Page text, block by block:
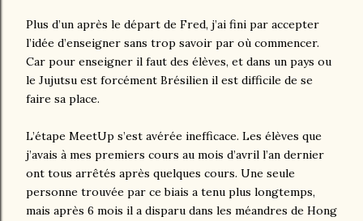
Plus d’un après le départ de Fred, j’ai fini par accepter
l’idée d’enseigner sans trop savoir par où commencer.
Car pour enseigner il faut des élèves, et dans un pays ou
le Jujutsu est forcément Brésilien il est difficile de se
faire sa place.
L’étape MeetUp s’est avérée inefficace. Les élèves que
j’avais à mes premiers cours au mois d’avril l’an dernier
ont tous arrêtés après quelques cours. Une seule
personne trouvée par ce biais a tenu plus longtemps,
mais après 6 mois il a disparu dans les méandres de Hong